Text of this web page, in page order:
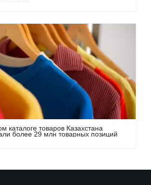
каталоге товаров Казахстана
более 29 млн товарных позиций